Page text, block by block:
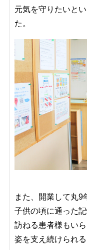
元気を守りたいと
た。
また、開業して丸9
子供の頃に通った
訪ねる患者様もい
姿を支え続けられ